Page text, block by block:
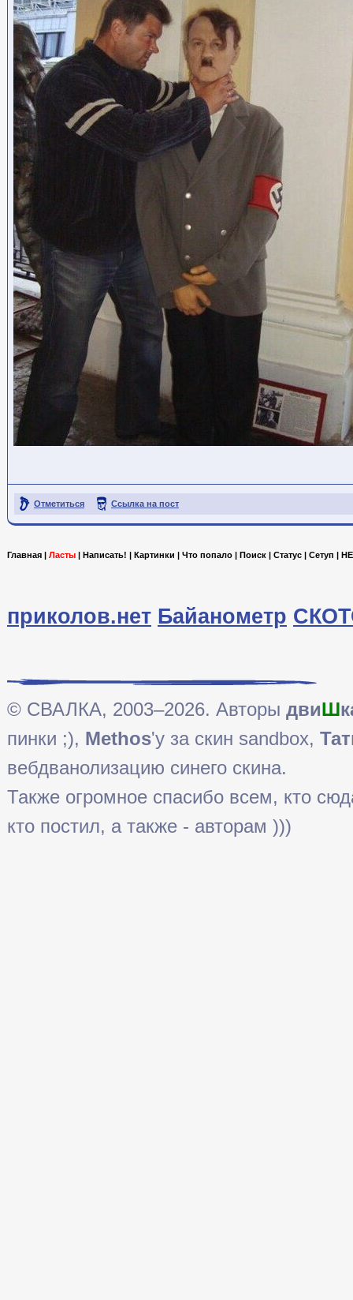
Отметиться Ссылка на пост
Главная | Ласты | Написать! | Картинки | Что попало | Поиск | Статус | Сетуп |
приколов.нет Байанометр
© СВАЛКА, 2003–2026. Авторы двиШ
пинки ;), Methos'у за скин sandbox,
вебдванолизацию синего скина.
Также огромное спасибо всем, кто
кто постил, а также - авторам )))